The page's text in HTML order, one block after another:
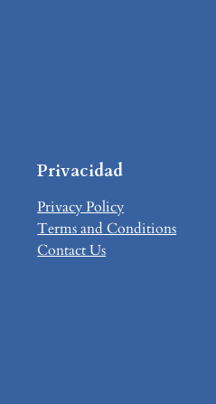
Privacidad
Privacy Policy
Terms and Conditions
Contact Us